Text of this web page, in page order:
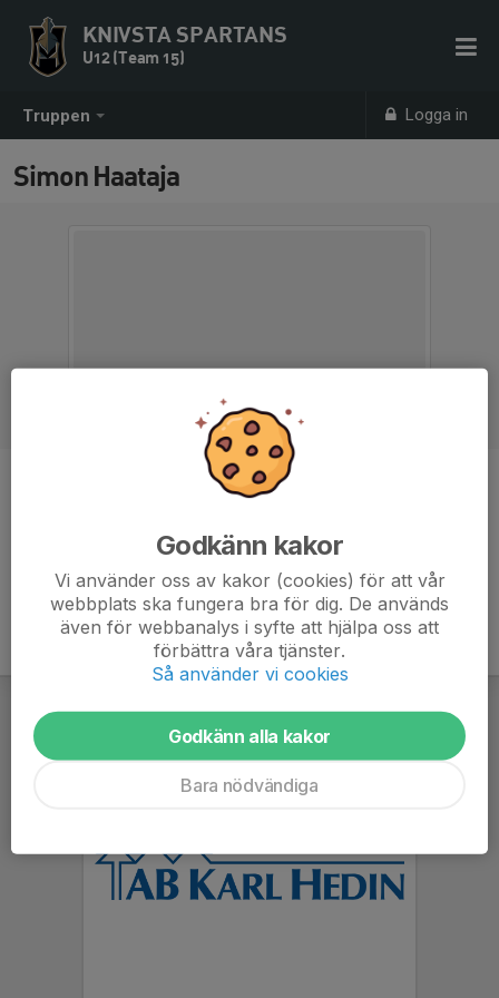
Truppen Logga in
KNIVSTA SPARTANS
U12 (Team 15)
Simon Haataja
TM U10/U11
Godkänn kakor
Vi använder oss av kakor (cookies) för att vår
webbplats ska fungera bra för dig. De används
även för webbanalys i syfte att hjälpa oss att
förbättra våra tjänster.
Så använder vi cookies
Godkänn alla kakor
Bara nödvändiga